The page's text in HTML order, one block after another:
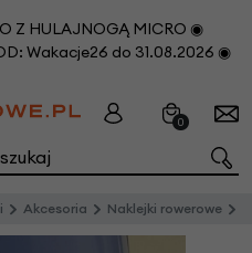
Z HULAJNOGĄ MICRO ◉
Wakacje26 do 31.08.2026 ◉
0
Akcesoria Naklejki rowerowe